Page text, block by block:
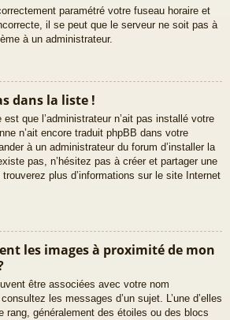
paramétré votre fuseau horaire et
il se peut que le serveur ne soit pas à
à un administrateur.
dans la liste !
est que l’administrateur n’ait pas installé votre
n’ait encore traduit phpBB dans votre
à un administrateur du forum d’installer la
pas, n’hésitez pas à créer et partager une
plus d’informations sur le site Internet
les images à proximité de mon
être associées avec votre nom
les messages d’un sujet. L’une d’elles
rang, généralement des étoiles ou des blocs